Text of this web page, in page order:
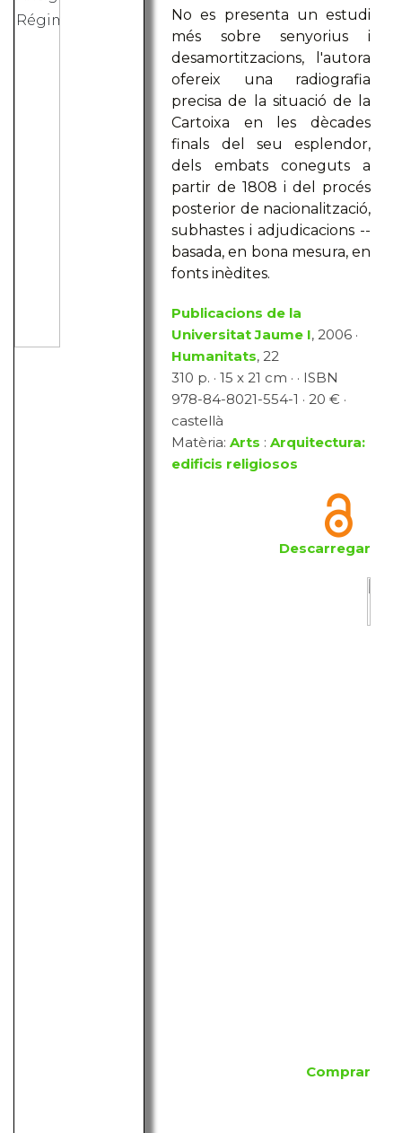
No es presenta un estudi
més sobre senyorius i
desamortitzacions, l'autora
ofereix una radiografia
precisa de la situació de la
Cartoixa en les dècades
finals del seu esplendor,
dels embats coneguts a
partir de 1808 i del procés
posterior de nacionalització,
subhastes i adjudicacions --
basada, en bona mesura, en
fonts inèdites.
Publicacions de la
Universitat Jaume I, 2006 ·
Humanitats, 22
310 p. · 15 x 21 cm · · ISBN
978-84-8021-554-1 · 20 € ·
castellà
Matèria:Arts :Arquitectura:
edificis religiosos
Descarregar
Comprar